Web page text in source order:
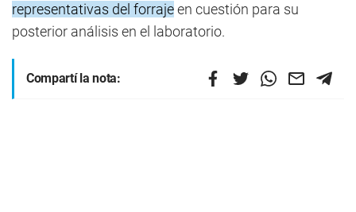
representativas del forrajeen cuestión para su
posterior análisis en el laboratorio.
Compartí la nota: